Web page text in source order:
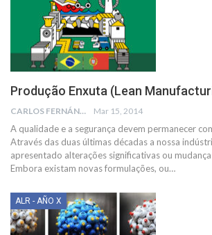
Produção Enxuta (Lean
CARLOS FERNÁNDEZ SUCHIL Mar 15, 2014
A qualidade e a segurança devem permanecer
Através das duas últimas décadas a nossa
apresentado alterações significativas ou
Embora existam novas formulações, ou…
ALR - AÑO X